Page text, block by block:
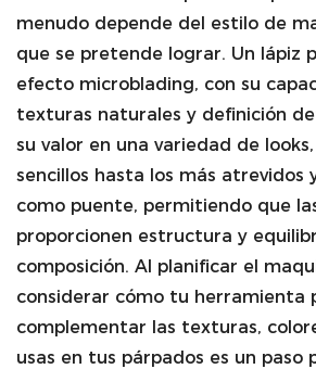
menudo depende del estilo de
que se pretende lograr. Un lápiz
efecto microblading, con su
texturas naturales y definición
su valor en una variedad de
sencillos hasta los más atrevidos
como puente, permitiendo que
proporcionen estructura y
composición. Al planificar el
considerar cómo tu herramienta
complementar las texturas,
usas en tus párpados es un paso